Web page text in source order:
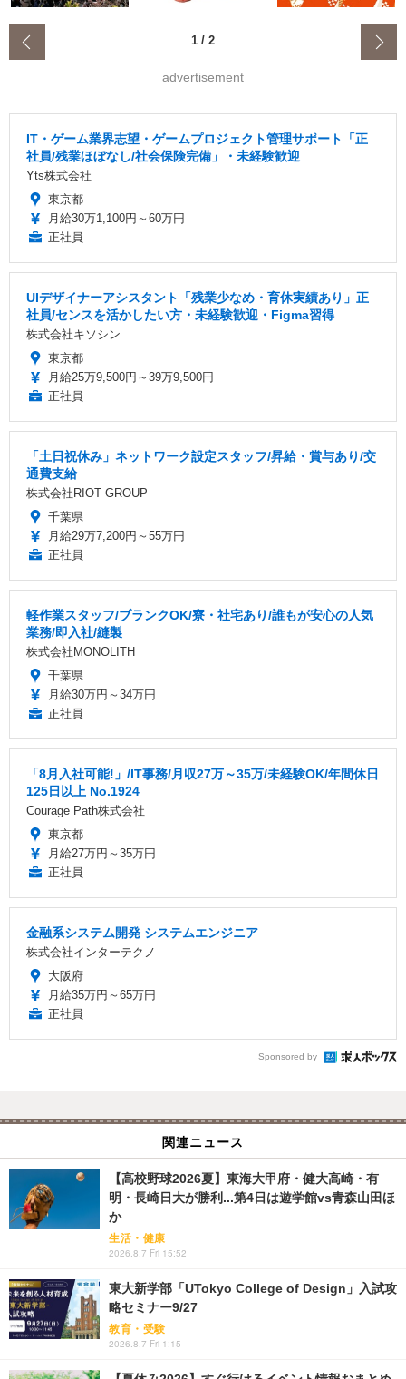
1 / 2
advertisement
IT・ゲーム業界志望・ゲームプロジェクト管理サポート「正
社員/残業ほぼなし/社会保険完備」・未経験歓迎
Yts株式会社
東京都
月給30万1,100円～60万円
正社員
UIデザイナーアシスタント「残業少なめ・育休実績あり」正
社員/センスを活かしたい方・未経験歓迎・Figma習得
株式会社キソシン
東京都
月給25万9,500円～39万9,500円
正社員
「土日祝休み」ネットワーク設定スタッフ/昇給・賞与あり/交
通費支給
株式会社RIOT GROUP
千葉県
月給29万7,200円～55万円
正社員
軽作業スタッフ/ブランクOK/寮・社宅あり/誰もが安心の人気
業務/即入社/縫製
株式会社MONOLITH
千葉県
月給30万円～34万円
正社員
「8月入社可能!」/IT事務/月収27万～35万/未経験OK/年間休日
125日以上 No.1924
Courage Path株式会社
東京都
月給27万円～35万円
正社員
金融系システム開発 システムエンジニア
株式会社インターテクノ
大阪府
月給35万円～65万円
正社員
Sponsored by
関連ニュース
【高校野球2026夏】東海大甲府・健大高崎・有
明・長崎日大が勝利...第4日は遊学館vs青森山田ほ
か
生活・健康
2026.8.7 Fri 15:52
東大新学部「UTokyo College of Design」入試攻
略セミナー9/27
教育・受験
2026.8.7 Fri 1:15